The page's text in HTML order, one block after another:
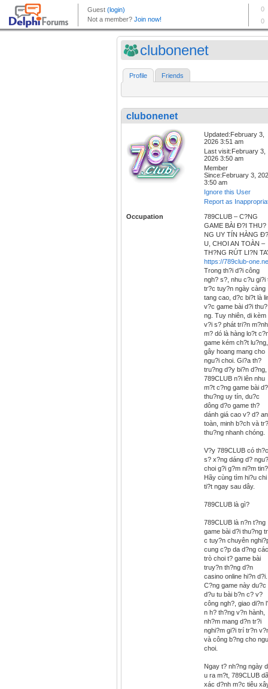
clubonenet
Profile Friends
clubonenet
Updated:February 3,
2026 3:51 am
Last visit:February 3,
2026 3:50 am
Member
Since:February 3,
3:50 am
Ignore this User
Report as
Occupation
789CLUB – C?NG
GAME BÀI Ð?I THU?
NG UY TÍN HÀNG Ð?
U, CHOI AN TOÀN –
TH?NG RÚT LI?N
https://789club-
Trong th?i d?i công
ngh? s?, nhu c?u gi?i
tr?c tuy?n ngày càng
tang cao, d?c bi?t là
v?c game bài d?i thu?
ng. Tuy nhiên, di kèm
v?i s? phát tri?n m?nh
m? dó là hàng lo?t
game kém ch?t lu?ng,
gây hoang mang cho
ngu?i choi. Gi?a th?
tru?ng d?y bi?n d?ng,
789CLUB n?i lên nhu
m?t c?ng game bài
thu?ng uy tín, du?c
dông d?o game th?
dánh giá cao v? d? an
toàn, minh b?ch và tr?
thu?ng nhanh chóng.
V?y 789CLUB có th?c
s? x?ng dáng d?
choi g?i g?m ni?m tin?
Hãy cùng tìm hi?u chi
ti?t ngay sau dây.
789CLUB là gì?
789CLUB là n?n t?ng
game bài d?i thu?ng
c tuy?n chuyên
cung c?p da d?ng các
trò choi t? game bài
truy?n th?ng d?n
casino online hi?n d?i.
C?ng game này du?c
d?u tu bài b?n c? v?
công ngh?, giao di?n
n h? th?ng v?n hành,
nh?m mang d?n tr?i
nghi?m gi?i trí tr?n
và công b?ng cho
choi.
Ngay t? nh?ng ngày
u ra m?t, 789CLUB dã
xác d?nh m?c tiêu